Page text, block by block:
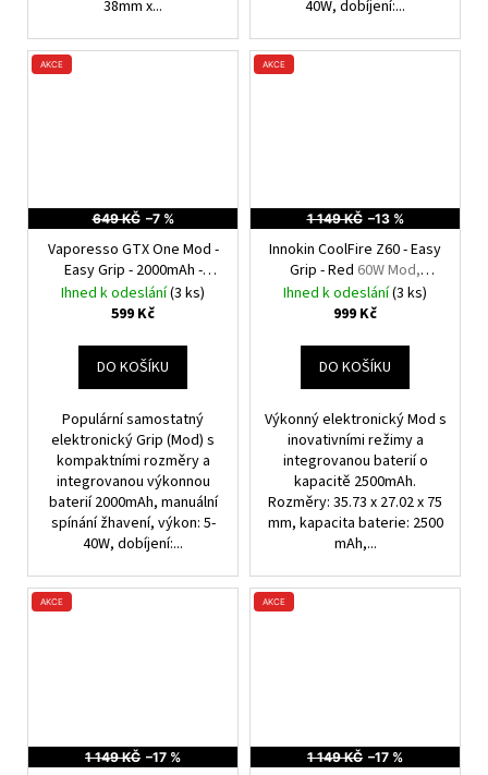
38mm x... 40W, dobíjení:...
AKCE
649 KČ –7 %
Vaporesso GTX One Mod -
Easy Grip - 2000mAh -
Růžová40W Mod
Ihned k odeslání(3 ks)
599 Kč
DO KOŠÍKU
Populární samostatný
elektronický Grip (Mod) s
kompaktními rozměry a
integrovanou výkonnou
baterií 2000mAh, manuální
spínání žhavení, výkon: 5-
40W, dobíjení:...
AKCE
1 149 KČ –13 %
Innokin CoolFire Z60 - Easy
Grip - Red 60W Mod,
2500mAh
Ihned k odeslání(3 ks)
999 Kč
DO KOŠÍKU
Výkonný elektronický Mod s
inovativními režimy a
integrovanou baterií o
kapacitě 2500mAh.
Rozměry: 35.73 x 27.02 x 75
mm, kapacita baterie: 2500
mAh,...
AKCE
1 149 KČ –17 %
AKCE
1 149 KČ –17 %